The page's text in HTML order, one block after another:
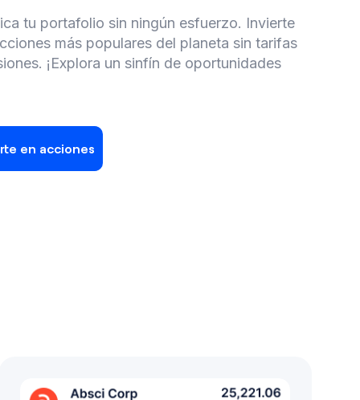
$ 419.91
+2.50%
tu portafolio sin ningún esfuerzo. Invierte
más populares del planeta sin tarifas
¡Explora un sinfín de oportunidades
en acciones